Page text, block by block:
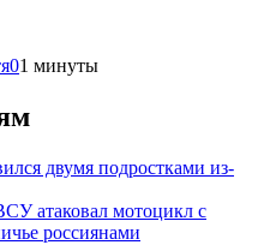
01 минуты
двумя подростками из-
атаковал мотоцикл с
россиянами